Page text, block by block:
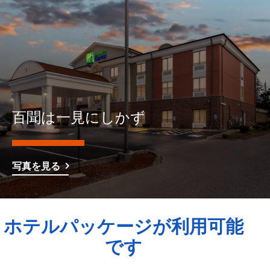
百聞は一見にしかず
写真を見る
ホテルパッケージが利用可能
です